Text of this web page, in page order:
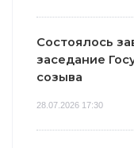
Состоялось
заседание
созыва
28.07.2026 17:30